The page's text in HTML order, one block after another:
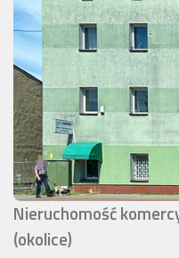
Nieruchomość
(okolice)